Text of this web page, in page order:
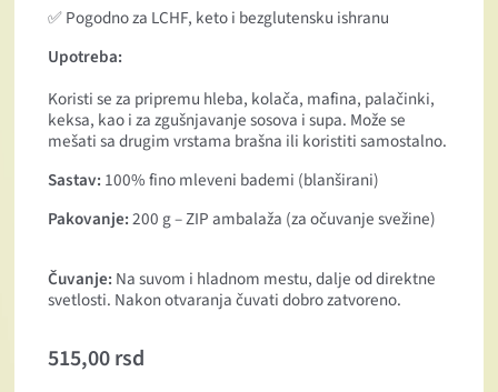
✅ Pogodno za LCHF, keto i bezglutensku ishranu
Upotreba:
Koristi se za pripremu hleba, kolača, mafina, palačinki,
keksa, kao i za zgušnjavanje sosova i supa. Može se
mešati sa drugim vrstama brašna ili koristiti samostalno.
Sastav: 100% fino mleveni bademi (blanširani)
Pakovanje:200 g – ZIP ambalaža (za očuvanje svežine)
Čuvanje: Na suvom i hladnom mestu, dalje od direktne
svetlosti. Nakon otvaranja čuvati dobro zatvoreno.
515,00rsd